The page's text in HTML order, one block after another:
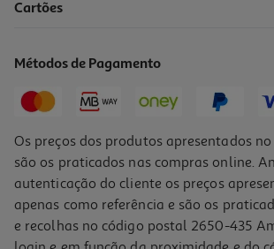
Cartões
Métodos de Pagamento
Os preços dos produtos apresentados
são os praticados nas compras online.
autenticação do cliente os preços
apenas como referência e são os
e recolhas no código postal 2650-435